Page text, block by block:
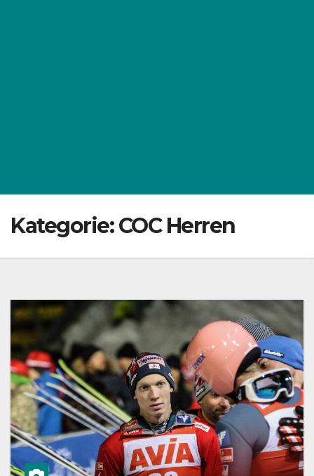
Kategorie:COC Herren